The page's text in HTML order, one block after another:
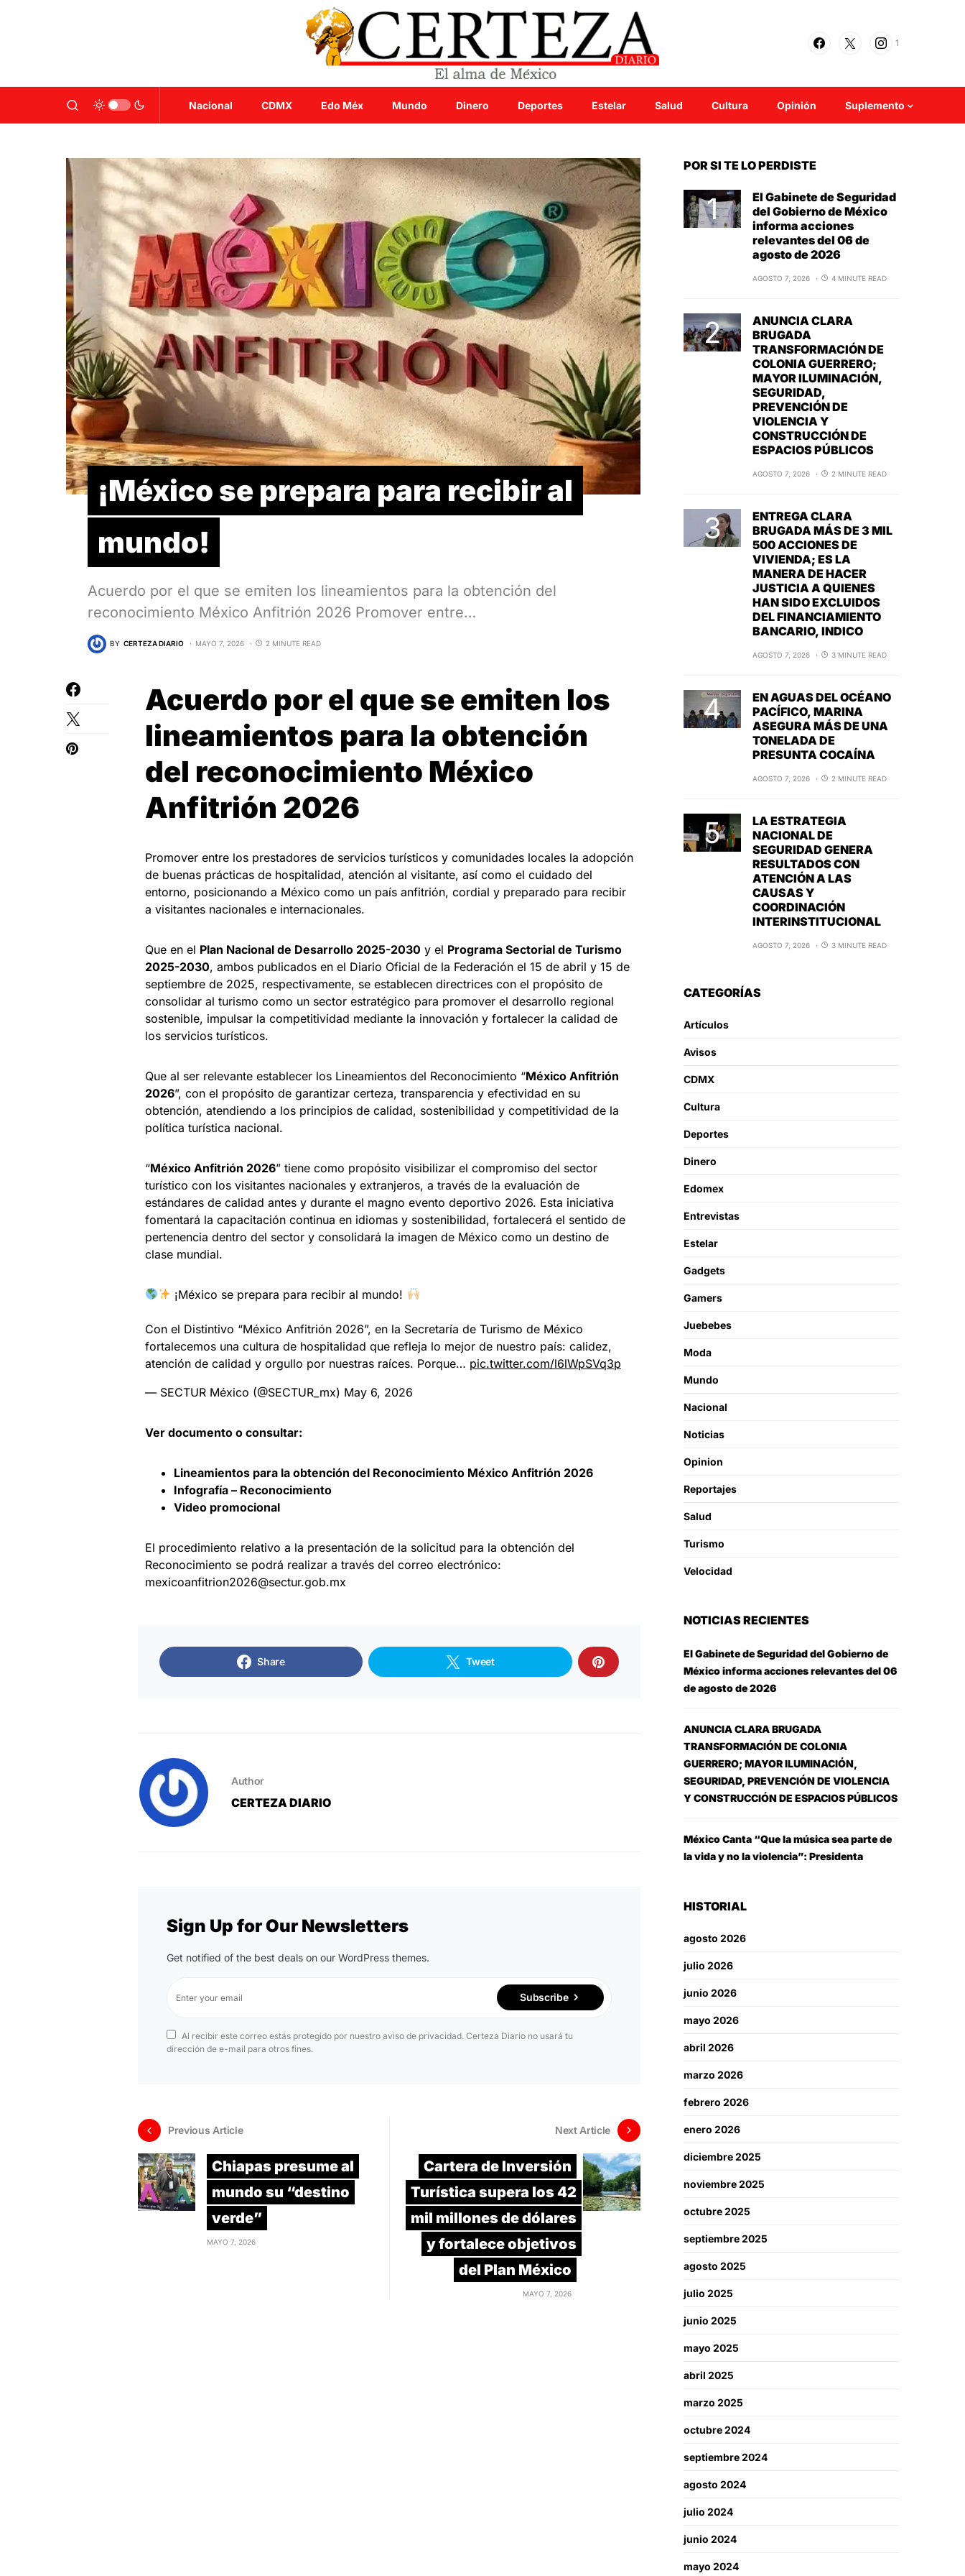
1
Nacional CDMX Edo Méx Mundo Dinero Deportes Estelar Salud Cultura Opinión Suplemento
¡México se prepara para recibir al
mundo!
Acuerdo por el que se emiten los lineamientos para la obtención del
reconocimiento México Anfitrión 2026 Promover entre…
BY CERTEZA DIARIO MAYO 7, 2026 2 MINUTE READ
Acuerdo por el que se emiten los
lineamientos para la obtención
del reconocimiento México
Anfitrión 2026
Promover entre los prestadores de servicios turísticos y comunidades locales la adopción
de buenas prácticas de hospitalidad, atención al visitante, así como el cuidado del
entorno, posicionando a México como un país anfitrión, cordial y preparado para recibir
a visitantes nacionales e internacionales.
Que en el Plan Nacional de Desarrollo 2025-2030 y el Programa Sectorial de Turismo
2025-2030, ambos publicados en el Diario Oficial de la Federación el 15 de abril y 15 de
septiembre de 2025, respectivamente, se establecen directrices con el propósito de
consolidar al turismo como un sector estratégico para promover el desarrollo regional
sostenible, impulsar la competitividad mediante la innovación y fortalecer la calidad de
los servicios turísticos.
Que al ser relevante establecer los Lineamientos del Reconocimiento “México Anfitrión
2026”, con el propósito de garantizar certeza, transparencia y efectividad en su
obtención, atendiendo a los principios de calidad, sostenibilidad y competitividad de la
política turística nacional.
“México Anfitrión 2026” tiene como propósito visibilizar el compromiso del sector
turístico con los visitantes nacionales y extranjeros, a través de la evaluación de
estándares de calidad antes y durante el magno evento deportivo 2026. Esta iniciativa
fomentará la capacitación continua en idiomas y sostenibilidad, fortalecerá el sentido de
pertenencia dentro del sector y consolidará la imagen de México como un destino de
clase mundial.
¡México se prepara para recibir al mundo!
Con el Distintivo “México Anfitrión 2026”, en la Secretaría de Turismo de México
fortalecemos una cultura de hospitalidad que refleja lo mejor de nuestro país: calidez,
atención de calidad y orgullo por nuestras raíces. Porque… pic.twitter.com/l6lWpSVq3p
— SECTUR México (@SECTUR_mx) May 6, 2026
Ver documento o consultar:
Lineamientos para la obtención del Reconocimiento México Anfitrión 2026
Infografía – Reconocimiento
Video promocional
El procedimiento relativo a la presentación de la solicitud para la obtención del
Reconocimiento se podrá realizar a través del correo electrónico:
mexicoanfitrion2026@sectur.gob.mx
Share Tweet
Author
CERTEZA DIARIO
Sign Up for Our Newsletters
Get notified of the best deals on our WordPress themes.
Subscribe
Al recibir este correo estás protegido por nuestro aviso de privacidad. Certeza Diario no usará tu
dirección de e-mail para otros fines.
Previous Article
Chiapas presume al
mundo su “destino
verde”
MAYO 7, 2026
Next Article
Cartera de Inversión
Turística supera los 42
mil millones de dólares
y fortalece objetivos
del Plan México
MAYO 7, 2026
POR SI TE LO PERDISTE
El Gabinete de Seguridad
del Gobierno de México
informa acciones
relevantes del 06 de
agosto de 2026
AGOSTO 7, 2026 4 MINUTE READ
ANUNCIA CLARA
BRUGADA
TRANSFORMACIÓN DE
COLONIA GUERRERO;
MAYOR ILUMINACIÓN,
SEGURIDAD,
PREVENCIÓN DE
VIOLENCIA Y
CONSTRUCCIÓN DE
ESPACIOS PÚBLICOS
AGOSTO 7, 2026 2 MINUTE READ
ENTREGA CLARA
BRUGADA MÁS DE 3 MIL
500 ACCIONES DE
VIVIENDA; ES LA
MANERA DE HACER
JUSTICIA A QUIENES
HAN SIDO EXCLUIDOS
DEL FINANCIAMIENTO
BANCARIO, INDICO
AGOSTO 7, 2026 3 MINUTE READ
EN AGUAS DEL OCÉANO
PACÍFICO, MARINA
ASEGURA MÁS DE UNA
TONELADA DE
PRESUNTA COCAÍNA
AGOSTO 7, 2026 2 MINUTE READ
LA ESTRATEGIA
NACIONAL DE
SEGURIDAD GENERA
RESULTADOS CON
ATENCIÓN A LAS
CAUSAS Y
COORDINACIÓN
INTERINSTITUCIONAL
AGOSTO 7, 2026 3 MINUTE READ
CATEGORÍAS
Artículos
Avisos
CDMX
Cultura
Deportes
Dinero
Edomex
Entrevistas
Estelar
Gadgets
Gamers
Juebebes
Moda
Mundo
Nacional
Noticias
Opinion
Reportajes
Salud
Turismo
Velocidad
NOTICIAS RECIENTES
El Gabinete de Seguridad del Gobierno de
México informa acciones relevantes del 06
de agosto de 2026
ANUNCIA CLARA BRUGADA
TRANSFORMACIÓN DE COLONIA
GUERRERO; MAYOR ILUMINACIÓN,
SEGURIDAD, PREVENCIÓN DE VIOLENCIA
Y CONSTRUCCIÓN DE ESPACIOS PÚBLICOS
México Canta “Que la música sea parte de
la vida y no la violencia”: Presidenta
HISTORIAL
agosto 2026
julio 2026
junio 2026
mayo 2026
abril 2026
marzo 2026
febrero 2026
enero 2026
diciembre 2025
noviembre 2025
octubre 2025
septiembre 2025
agosto 2025
julio 2025
junio 2025
mayo 2025
abril 2025
marzo 2025
octubre 2024
septiembre 2024
agosto 2024
julio 2024
junio 2024
mayo 2024